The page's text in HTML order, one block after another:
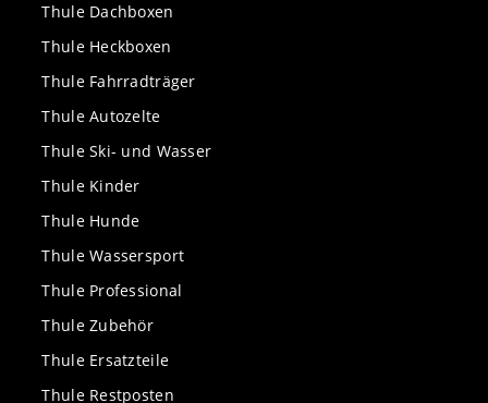
Thule Dachboxen
Thule Heckboxen
Thule Fahrradträger
Thule Autozelte
Thule Ski- und Wasser
Thule Kinder
Thule Hunde
Thule Wassersport
Thule Professional
Thule Zubehör
Thule Ersatzteile
Thule Restposten